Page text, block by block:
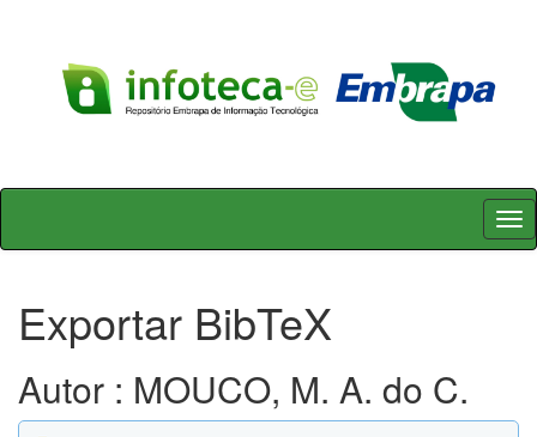
Skip
Exportar BibTeX
Autor : MOUCO, M. A. do C.